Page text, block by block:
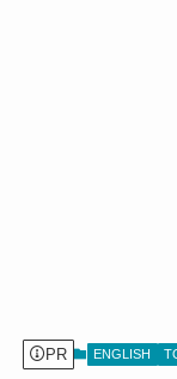
PR ENGLISH